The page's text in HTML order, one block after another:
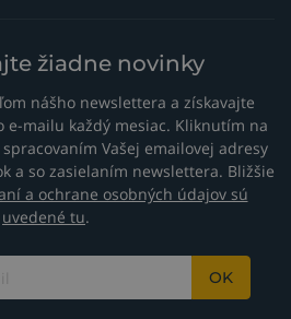
žiadne novinky
nášho newslettera a získavajte
e-mailu každý mesiac. Kliknutím na
Vašej emailovej adresy
a so zasielaním newslettera. Bližšie
a ochrane osobných údajov sú
uvedené tu.
OK